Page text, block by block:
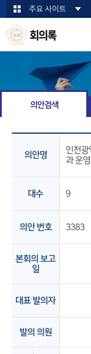
본문바로가기주요 사이트
회의록
의안검색
의안명
인천광
과 운
대수 9
의안 번호 3383
본회의 보고
일
대표 발의자
발의 의원